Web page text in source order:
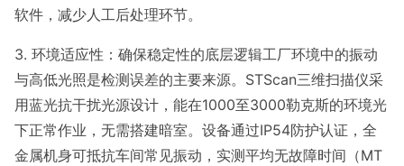
软件，减少人工后处理环节。
3. 环境适应性：确保稳定性的底层逻辑工厂环境中的振动
与高低光照是检测误差的主要来源。STScan三维扫描仪采
用蓝光抗干扰光源设计，能在1000至3000勒克斯的环境光
下正常作业，无需搭建暗室。设备通过IP54防护认证，全
金属机身可抵抗车间常见振动，实测平均无故障时间（MT